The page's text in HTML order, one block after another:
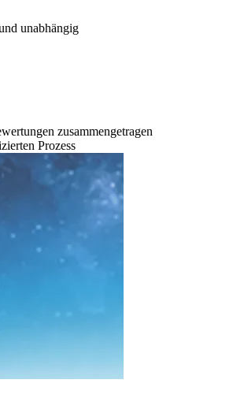
unabhängig
zusammengetragen
Prozess